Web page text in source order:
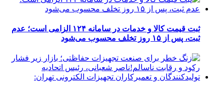
ثبت قیمت کالا و خدمات در سامانه ۱۲۴ الزامی است؛ عدم
ثبت، پس از ۱۵ روز تخلف محسوب می‌شود